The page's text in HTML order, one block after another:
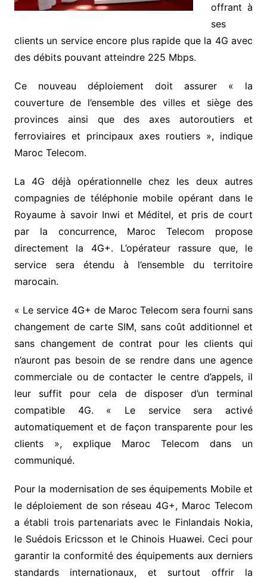
offrant à
ses
clients un service encore plus rapide que la 4G avec
des débits pouvant atteindre 225 Mbps.
Ce nouveau déploiement doit assurer « la
couverture de l’ensemble des villes et siège des
provinces ainsi que des axes autoroutiers et
ferroviaires et principaux axes routiers », indique
Maroc Telecom.
La 4G déjà opérationnelle chez les deux autres
compagnies de téléphonie mobile opérant dans le
Royaume à savoir Inwi et Méditel, et pris de court
par la concurrence, Maroc Telecom propose
directement la 4G+. L’opérateur rassure que, le
service sera étendu à l’ensemble du territoire
marocain.
« Le service 4G+ de Maroc Telecom sera fourni sans
changement de carte SIM, sans coût additionnel et
sans changement de contrat pour les clients qui
n’auront pas besoin de se rendre dans une agence
commerciale ou de contacter le centre d’appels, il
leur suffit pour cela de disposer d’un terminal
compatible 4G. « Le service sera activé
automatiquement et de façon transparente pour les
clients », explique Maroc Telecom dans un
communiqué.
Pour la modernisation de ses équipements Mobile et
le déploiement de son réseau 4G+, Maroc Telecom
a établi trois partenariats avec le Finlandais Nokia,
le Suédois Ericsson et le Chinois Huawei. Ceci pour
garantir la conformité des équipements aux derniers
standards internationaux, et surtout offrir la